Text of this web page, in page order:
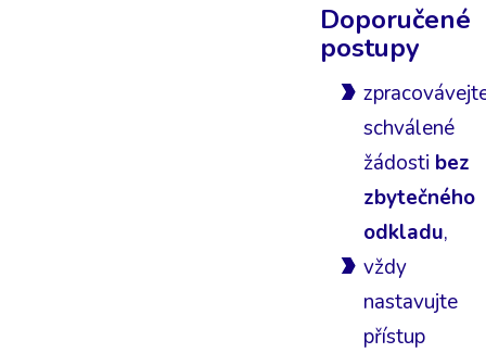
Doporučené
postupy
schválené
žádosti bez
zbytečného
odkladu,
vždy
nastavujte
přístup